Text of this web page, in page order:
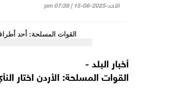
الأحد-2025-06-15 | 07:38 pm
أخبار البلد -
القوات المسلحة: الأردن اختار